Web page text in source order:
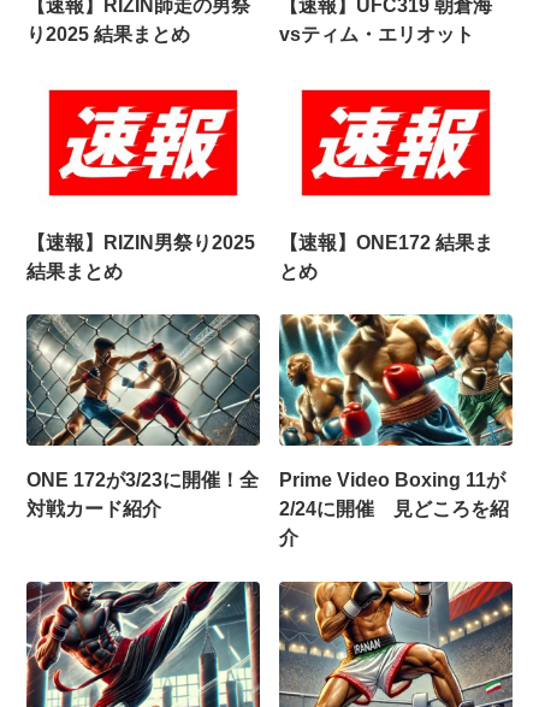
【速報】RIZIN師走の男祭
り2025 結果まとめ
【速報】UFC319 朝倉海
vsティム・エリオット
【速報】RIZIN男祭り2025
結果まとめ
【速報】ONE172 結果ま
とめ
ONE 172が3/23に開催！全
対戦カード紹介
Prime Video Boxing 11が
2/24に開催 見どころを紹
介